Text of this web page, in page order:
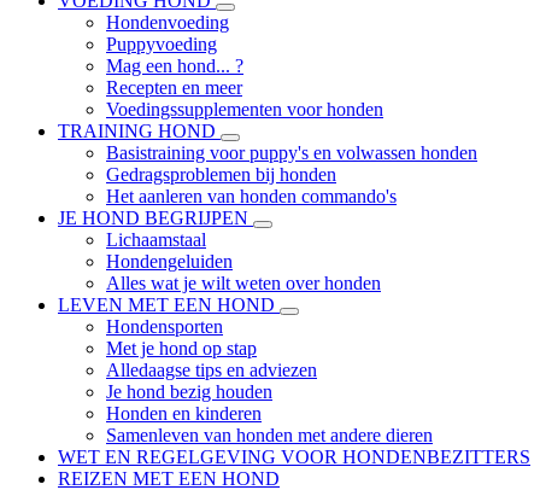
Hondenvoeding
Puppyvoeding
Mag een hond... ?
Recepten en meer
Voedingssupplementen voor honden
TRAINING HOND
Basistraining voor puppy's en volwassen honden
Gedragsproblemen bij honden
Het aanleren van honden commando's
JE HOND BEGRIJPEN
Lichaamstaal
Hondengeluiden
Alles wat je wilt weten over honden
LEVEN MET EEN HOND
Hondensporten
Met je hond op stap
Alledaagse tips en adviezen
Je hond bezig houden
Honden en kinderen
Samenleven van honden met andere dieren
WET EN REGELGEVING VOOR HONDENBEZITTERS
REIZEN MET EEN HOND